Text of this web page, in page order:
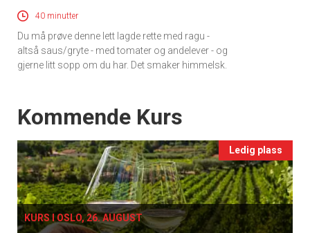
40 minutter
Du må prøve denne lett lagde rette med ragu -
altså saus/gryte - med tomater og andelever - og
gjerne litt sopp om du har. Det smaker himmelsk.
Events
Kommende Kurs
Ledig plass
KURS I OSLO, 26. AUGUST